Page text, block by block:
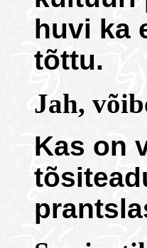
huvi ka
tõttu.
Jah,
Kas on